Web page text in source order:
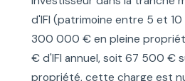
d'IFI (patrimoine entre 5 et
300 000 € en pleine
€ d'IFI annuel, soit 67 500 €
propriété, cette charge est